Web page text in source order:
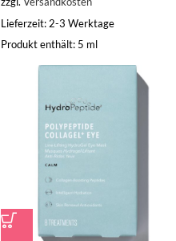
Lieferzeit: 2-3 Werktage
Produkt enthält: 5 ml